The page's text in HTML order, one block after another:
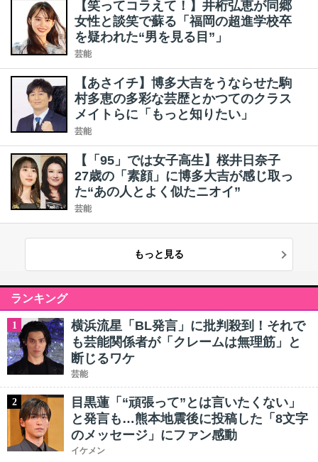
【笑ってコラえて！】井桁弘恵が同郷
女性と談笑で蘇る「福岡の超進学校卒
を疑われた“男を見る目”」
芸能
【あさイチ】博多大吉をうならせた駒
村多恵の多彩な芸歴とかつてのクラス
メイトらに「もっと知りたい」
芸能
【「95」では女子高生】桜井日奈子
27歳の「素顔」に博多大吉が感じ取っ
た“あの人とよく似たニオイ”
芸能
もっと見る
ランキング
1
横浜流星「BL発言」に批判殺到！それで
も芸能関係者が「クレームは無理筋」と
断じるワケ
芸能
2
目黒蓮「“頑張って”とは言いたくない」
と発言も…熊本地震後に投稿した「8文字
のメッセージ」にファン感動
イケメン